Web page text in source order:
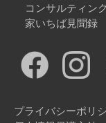
コンサルティン
家いちば見聞録
プライバシーポリ